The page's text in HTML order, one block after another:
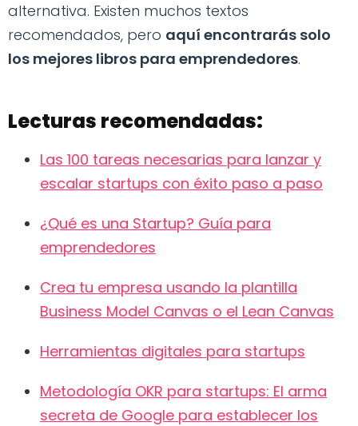
alternativa. Existen muchos textos
recomendados, pero aquí encontrarás solo
los mejores libros para emprendedores.
Lecturas recomendadas:
Las 100 tareas necesarias para lanzar y
escalar startups con éxito paso a paso
¿Qué es una Startup? Guía para
emprendedores
Crea tu empresa usando la plantilla
Business Model Canvas o el Lean Canvas
Herramientas digitales para startups
Metodología OKR para startups: El arma
secreta de Google para establecer los